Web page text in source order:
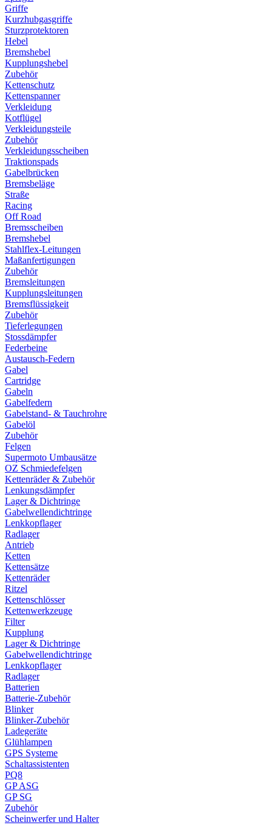
Griffe
Kurzhubgasgriffe
Sturzprotektoren
Hebel
Bremshebel
Kupplungshebel
Zubehör
Kettenschutz
Kettenspanner
Verkleidung
Kotflügel
Verkleidungsteile
Zubehör
Verkleidungsscheiben
Traktionspads
Gabelbrücken
Bremsbeläge
Straße
Racing
Off Road
Bremsscheiben
Bremshebel
Stahlflex-Leitungen
Maßanfertigungen
Zubehör
Bremsleitungen
Kupplungsleitungen
Bremsflüssigkeit
Zubehör
Tieferlegungen
Stossdämpfer
Federbeine
Austausch-Federn
Gabel
Cartridge
Gabeln
Gabelfedern
Gabelstand- & Tauchrohre
Gabelöl
Zubehör
Felgen
Supermoto Umbausätze
OZ Schmiedefelgen
Kettenräder & Zubehör
Lenkungsdämpfer
Lager & Dichtringe
Gabelwellendichtringe
Lenkkopflager
Radlager
Antrieb
Ketten
Kettensätze
Kettenräder
Ritzel
Kettenschlösser
Kettenwerkzeuge
Filter
Kupplung
Lager & Dichtringe
Gabelwellendichtringe
Lenkkopflager
Radlager
Batterien
Batterie-Zubehör
Blinker
Blinker-Zubehör
Ladegeräte
Glühlampen
GPS Systeme
Schaltassistenten
PQ8
GP ASG
GP SG
Zubehör
Scheinwerfer und Halter